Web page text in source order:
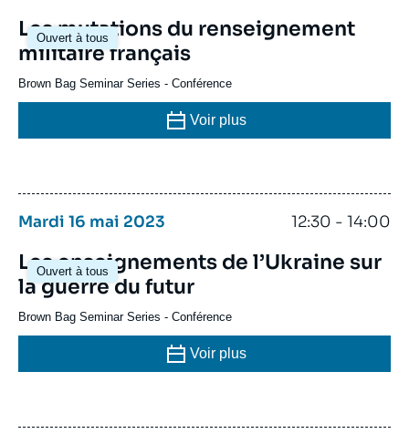
Ouvert à tous
Les mutations du renseignement
militaire français
Brown Bag Seminar Series - Conférence
Voir plus
Mardi 16 mai 2023 12:30 - 14:00
Ouvert à tous
Les enseignements de l’Ukraine sur
la guerre du futur
Brown Bag Seminar Series - Conférence
Voir plus